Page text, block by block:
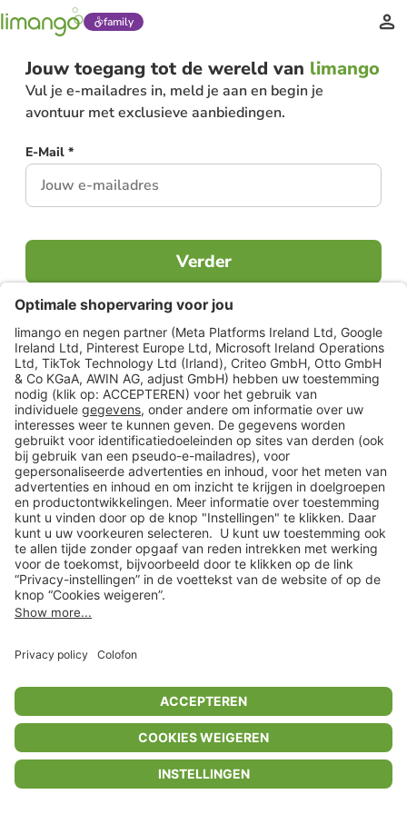
family
Jouw toegang tot de wereld van limango
Vul je e-mailadres in, meld je aan en begin je
avontuur met exclusieve aanbiedingen.
E-Mail *
Verder
Al lid?Inloggen
PrivacyinstellingenAlgemene voorwaardenPrivacybeleidColofon
Help Center